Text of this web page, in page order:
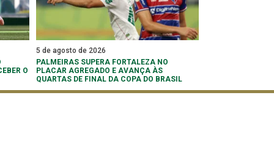
O
5 de agosto de 2026
PALMEIRAS SUPERA FORTALEZA NO
PLACAR AGREGADO E AVANÇA ÀS
QUARTAS DE FINAL DA COPA DO BRASIL